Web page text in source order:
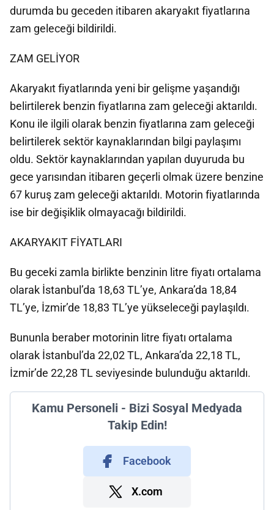
durumda bu geceden itibaren akaryakıt fiyatlarına
zam geleceği bildirildi.
ZAM GELİYOR
Akaryakıt fiyatlarında yeni bir gelişme yaşandığı
belirtilerek benzin fiyatlarına zam geleceği aktarıldı.
Konu ile ilgili olarak benzin fiyatlarına zam geleceği
belirtilerek sektör kaynaklarından bilgi paylaşımı
oldu. Sektör kaynaklarından yapılan duyuruda bu
gece yarısından itibaren geçerli olmak üzere benzine
67 kuruş zam geleceği aktarıldı. Motorin fiyatlarında
ise bir değişiklik olmayacağı bildirildi.
AKARYAKIT FİYATLARI
Bu geceki zamla birlikte benzinin litre fiyatı ortalama
olarak İstanbul’da 18,63 TL’ye, Ankara’da 18,84
TL’ye, İzmir’de 18,83 TL’ye yükseleceği paylaşıldı.
Bununla beraber motorinin litre fiyatı ortalama
olarak İstanbul’da 22,02 TL, Ankara’da 22,18 TL,
İzmir’de 22,28 TL seviyesinde bulunduğu aktarıldı.
Kamu Personeli - Bizi Sosyal Medyada
Takip Edin!
Facebook
X.com